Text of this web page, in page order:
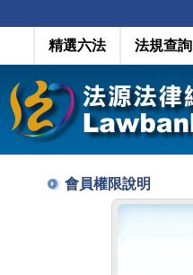
精選六法 法規查詢
會員權限說明